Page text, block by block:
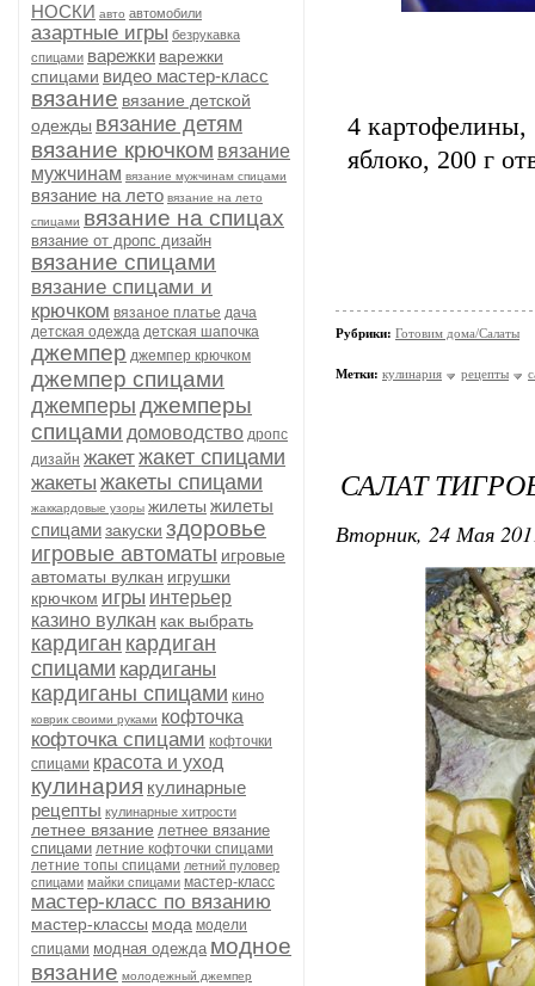
НОСКИ авто автомобили
азартные игры безрукавка
спицами варежки варежки
спицами видео мастер-класс
вязание вязание детской
одежды вязание детям
вязание крючком вязание
мужчинам вязание мужчинам спицами
вязание на лето вязание на лето
спицами вязание на спицах
вязание от дропс дизайн
вязание спицами
вязание спицами и
крючком вязаное платье дача
детская одежда детская шапочка
джемпер джемпер крючком
джемпер спицами
джемперы джемперы
спицами домоводство дропс
дизайн жакетжакет спицами
жакеты жакеты спицами
жаккардовые узоры жилеты жилеты
спицамизакуски здоровье
игровые автоматы игровые
автоматы вулкан игрушки
крючком игры интерьер
казино вулкан как выбрать
кардиган кардиган
спицами кардиганы
кардиганы спицами кино
коврик своими руками кофточка
кофточка спицами кофточки
спицами красота и уход
кулинария кулинарные
рецепты кулинарные хитрости
летнее вязание летнее вязание
спицами летние кофточки спицами
летние топы спицами летний пуловер
спицами майки спицами мастер-класс
мастер-класс по вязанию
мастер-классы мода модели
спицами модная одежда модное
вязание молодежный джемпер
4 картофелины,
яблоко, 200 г
Рубрики: Готовим дома/Салаты
Метки: кулинария рецепты
САЛАТ
Вторник, 24 Мая